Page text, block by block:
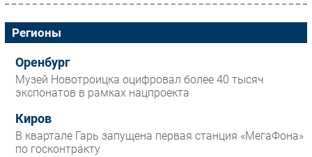
Регионы
Оренбург
Музей Новотроицка оцифровал более 40 тысяч
экспонатов в рамках нацпроекта
Киров
В квартале Гарь запущена первая станция «МегаФона»
по госконтракту